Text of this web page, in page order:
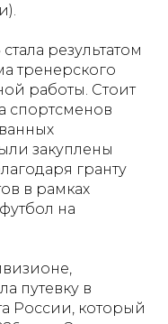
результатом
тренерского
работы. Стоит
спортсменов
закуплены
гранту
в рамках
на
путевку в
России, который